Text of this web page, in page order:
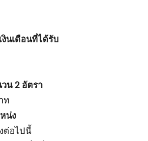
นเดือนที่ได้รับ
น 2 อัตรา
ท
น่ง
ต่อไปนี้